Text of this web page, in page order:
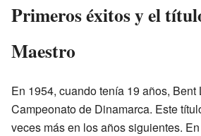
Primeros éxitos y el
Maestro
En 1954, cuando tenía 19 años, Bent
Campeonato de Dinamarca. Este
veces más en los años siguientes.